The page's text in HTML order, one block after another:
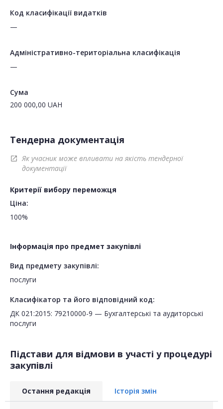
Код класифікації видатків
—
Адміністративно-територіальна класифікація
—
Сума
200 000,00 UAH
Тендерна документація
open_in_new
Як учасник може впливати на якість тендерної
документації
Критерії вибору переможця
Ціна:
100%
Інформація про предмет закупівлі
Вид предмету закупівлі:
послуги
Класифікатор та його відповідний код:
ДК 021:2015: 79210000-9 — Бухгалтерські та аудиторські
послуги
Підстави для відмови в участі у процедурі
закупівлі
Остання редакція Історія змін